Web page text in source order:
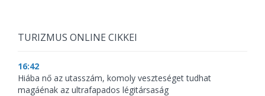
TURIZMUS ONLINE CIKKEI
16:42
Hiába nő az utasszám, komoly veszteséget tudhat
magáénak az ultrafapados légitársaság